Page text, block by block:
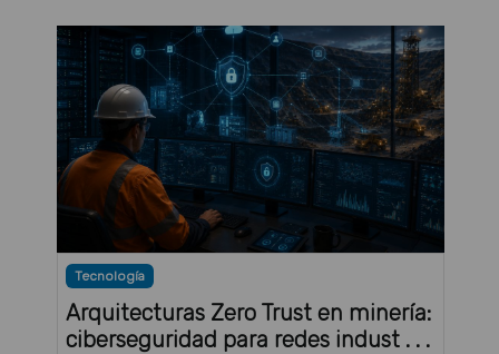
Tecnología
Arquitecturas Zero Trust en minería:
ciberseguridad para redes indust . . .